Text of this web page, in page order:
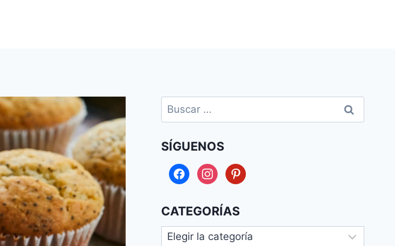
Buscar:
SÍGUENOS
facebookinstagrampinterest
CATEGORÍAS
Categorías